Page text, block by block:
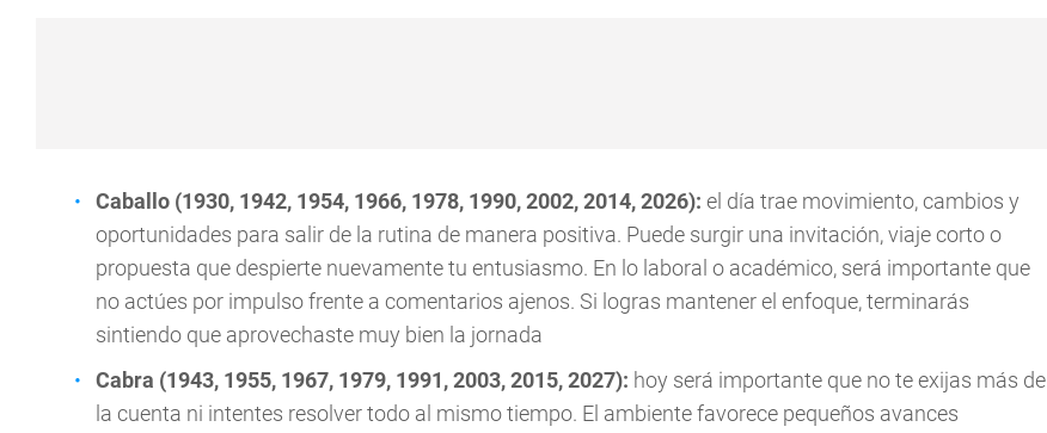
Caballo (1930, 1942, 1954, 1966, 1978, 1990, 2002, 2014, 2026): el día trae movimiento, cambios y
oportunidades para salir de la rutina de manera positiva. Puede surgir una invitación, viaje corto o
propuesta que despierte nuevamente tu entusiasmo. En lo laboral o académico, será importante que
no actúes por impulso frente a comentarios ajenos. Si logras mantener el enfoque, terminarás
sintiendo que aprovechaste muy bien la jornada
Cabra (1943, 1955, 1967, 1979, 1991, 2003, 2015, 2027): hoy será importante que no te exijas más de
la cuenta ni intentes resolver todo al mismo tiempo. El ambiente favorece pequeños avances